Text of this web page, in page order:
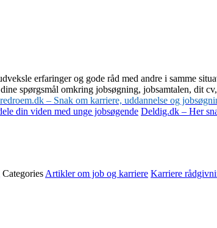
erfaringer og gode råd med andre i samme
spørgsmål omkring jobsøgning, jobsamtalen, dit
– Snak om karriere, uddannelse og
din viden med unge jobsøgende Deldig.dk – Her
Categories Artikler om job og karriere Karriere